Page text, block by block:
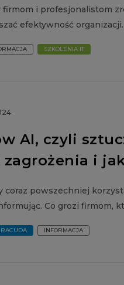
firmom i profesjonalistom
efektywność organizacji.
SZKOLENIA IT
AI, czyli
zagrożenia i
coraz powszechniej
Co grozi firmom,
INFORMACJA